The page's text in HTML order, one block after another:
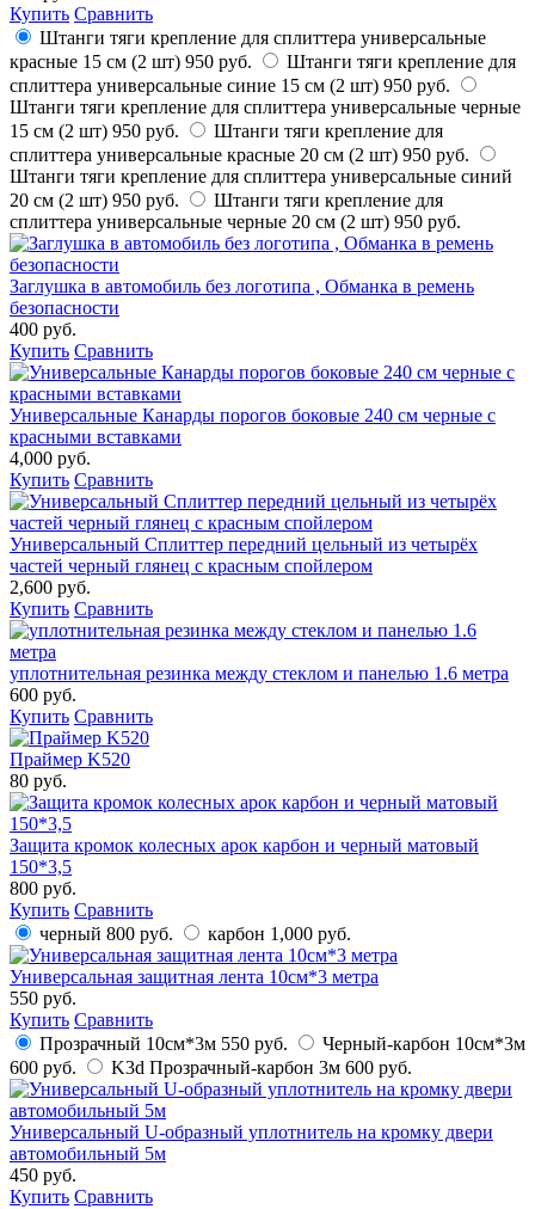
Купить Сравнить
Штанги тяги крепление для сплиттера универсальные
красные 15 см (2 шт) 950 руб.
Штанги тяги крепление для
сплиттера универсальные синие 15 см (2 шт) 950 руб.
Штанги тяги крепление для сплиттера универсальные черные
15 см (2 шт) 950 руб.
Штанги тяги крепление для
сплиттера универсальные красные 20 см (2 шт) 950 руб.
Штанги тяги крепление для сплиттера универсальные синий
20 см (2 шт) 950 руб.
Штанги тяги крепление для
сплиттера универсальные черные 20 см (2 шт) 950 руб.
Заглушка в автомобиль без логотипа , Обманка в ремень
безопасности
400 руб.
Купить Сравнить
Универсальные Канарды порогов боковые 240 см черные с
красными вставками
4,000 руб.
Купить Сравнить
Универсальный Сплиттер передний цельный из четырёх
частей черный глянец с красным спойлером
2,600 руб.
Купить Сравнить
уплотнительная резинка между стеклом и панелью 1.6 метра
600 руб.
Купить Сравнить
Праймер K520
80 руб.
Защита кромок колесных арок карбон и черный матовый
150*3,5
800 руб.
Купить Сравнить
черный 800 руб. карбон 1,000 руб.
Универсальная защитная лента 10см*3 метра
550 руб.
Купить Сравнить
Прозрачный 10см*3м 550 руб.
Черный-карбон 10см*3м
600 руб.
K3d Прозрачный-карбон 3м 600 руб.
Универсальный U-образный уплотнитель на кромку двери
автомобильный 5м
450 руб.
Купить Сравнить